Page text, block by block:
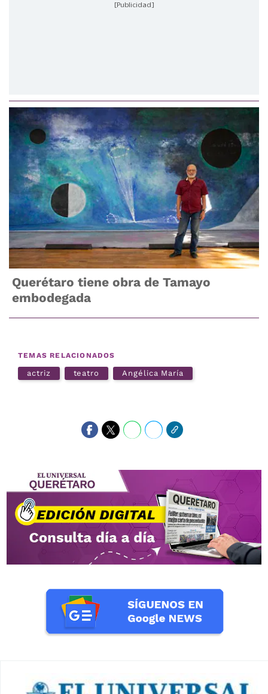
[Publicidad]
Querétaro tiene obra de Tamayo
embodegada
TEMAS RELACIONADOS
actriz teatro Angélica María